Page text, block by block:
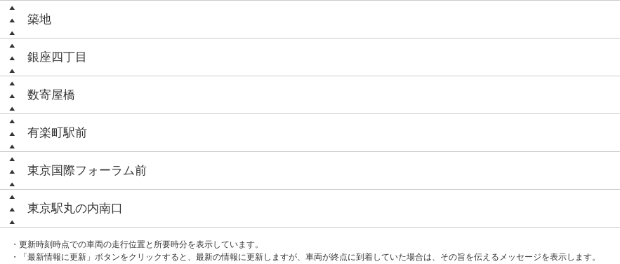
築地
銀座四丁目
数寄屋橋
有楽町駅前
東京国際フォーラム前
東京駅丸の内南口
・更新時刻時点での車両の走行位置と所要時分を表示しています。
・「最新情報に更新」ボタンをクリックすると、最新の情報に更新しますが、車両が終点に到着していた場合は、その旨を伝えるメッセージを表示します。